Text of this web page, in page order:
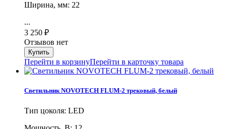
Ширина, мм: 22
...
3 250 ₽
Отзывов нет
Перейти в корзинуПерейти в карточку товара
Светильник NOVOTECH FLUM-2 трековый, белый
Тип цоколя: LED